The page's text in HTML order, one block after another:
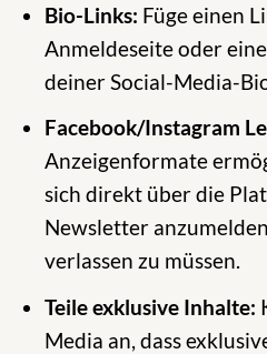
Bio-Links: Füge einen
Anmeldeseite oder
deiner Social-Media-
Facebook/Instagram
Anzeigenformate
sich direkt über die
Newsletter
verlassen zu müssen.
Teile exklusive Inhalte:
Media an, dass